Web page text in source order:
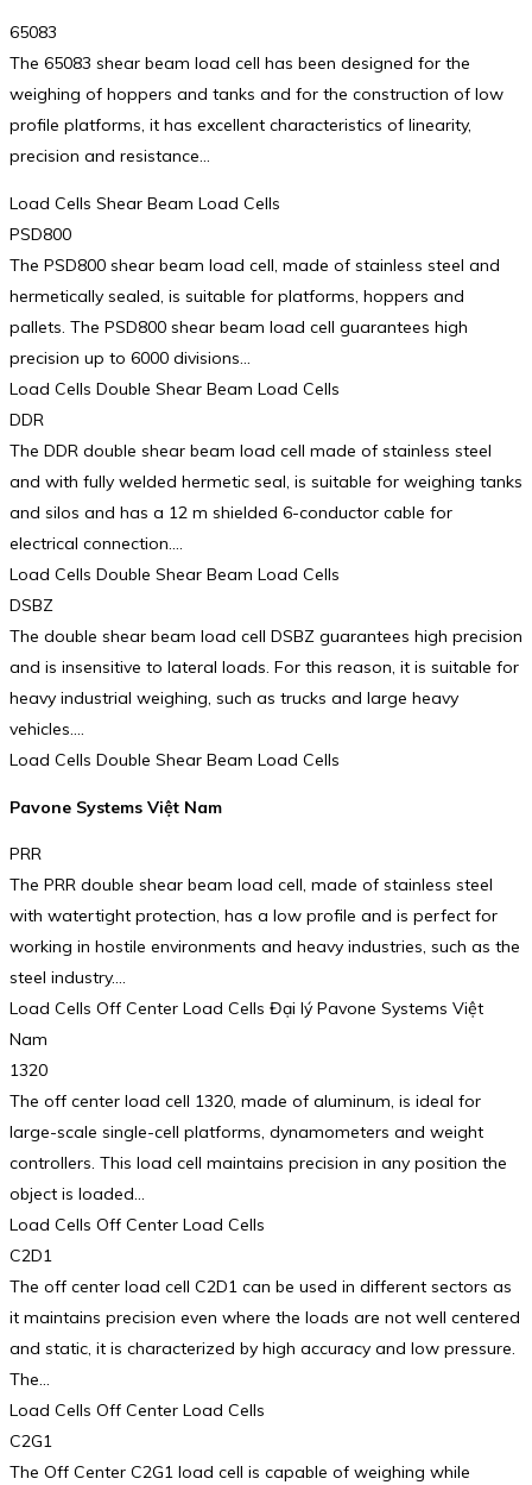
65083
The 65083 shear beam load cell has been designed for the
weighing of hoppers and tanks and for the construction of low
profile platforms, it has excellent characteristics of linearity,
precision and resistance…
Load Cells Shear Beam Load Cells
PSD800
The PSD800 shear beam load cell, made of stainless steel and
hermetically sealed, is suitable for platforms, hoppers and
pallets. The PSD800 shear beam load cell guarantees high
precision up to 6000 divisions…
Load Cells Double Shear Beam Load Cells
DDR
The DDR double shear beam load cell made of stainless steel
and with fully welded hermetic seal, is suitable for weighing tanks
and silos and has a 12 m shielded 6-conductor cable for
electrical connection.…
Load Cells Double Shear Beam Load Cells
DSBZ
The double shear beam load cell DSBZ guarantees high precision
and is insensitive to lateral loads. For this reason, it is suitable for
heavy industrial weighing, such as trucks and large heavy
vehicles.…
Load Cells Double Shear Beam Load Cells
Pavone Systems Việt Nam
PRR
The PRR double shear beam load cell, made of stainless steel
with watertight protection, has a low profile and is perfect for
working in hostile environments and heavy industries, such as the
steel industry.…
Load Cells Off Center Load Cells Đại lý Pavone Systems Việt
Nam
1320
The off center load cell 1320, made of aluminum, is ideal for
large-scale single-cell platforms, dynamometers and weight
controllers. This load cell maintains precision in any position the
object is loaded…
Load Cells Off Center Load Cells
C2D1
The off center load cell C2D1 can be used in different sectors as
it maintains precision even where the loads are not well centered
and static, it is characterized by high accuracy and low pressure.
The…
Load Cells Off Center Load Cells
C2G1
The Off Center C2G1 load cell is capable of weighing while